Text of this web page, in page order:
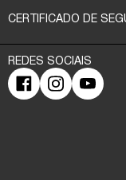
CERTIFICADO DE